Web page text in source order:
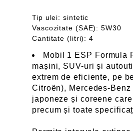
Tip ulei: sintetic
Vascozitate (SAE): 5W30
Cantitate (litri): 4
Mobil 1 ESP Formula
mașini, SUV-uri și
extrem de eficiente, pe
Citroën), Mercedes-
japoneze și coreene
precum și toate